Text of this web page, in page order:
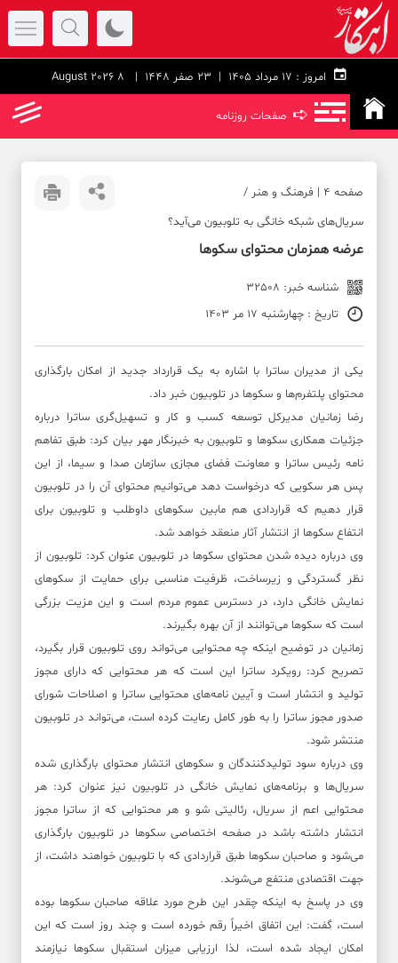
امروز : 23 صفر 1448 | 8 August 2026
➪ صفحات روزنامه
صفحه ۴ | فرهنگ و هنر /
سریال‌های شبکه خانگی به تلوبیون می‌آید؟
عرضه همزمان محتوای سکوها
شناسه خبر: 32508
تاریخ : چهارشنبه 17 مر 1403
یکی از مدیران ساترا با اشاره به یک قرارداد جدید از امکان بارگذاری
محتوای پلتفرم‌ها و سکوها در تلوبیون خبر داد.
رضا زمانیان مدیرکل توسعه کسب و کار و تسهیل‌گری ساترا درباره
جزئیات همکاری سکوها و تلوبیون به خبرنگار مهر بیان کرد: طبق تفاهم
نامه رئیس ساترا و معاونت فضای مجازی سازمان صدا و سیما، از این
پس هر سکویی که درخواست دهد می‌توانیم محتوای آن را در تلوبیون
قرار دهیم که قراردادی هم مابین سکوهای داوطلب و تلوبیون برای
انتفاع سکوها از انتشار آثار منعقد خواهد شد.
وی درباره دیده شدن محتوای سکوها در تلوبیون عنوان کرد: تلوبیون از
نظر گستردگی و زیرساخت، ظرفیت مناسبی برای حمایت از سکوهای
نمایش خانگی دارد، در دسترس عموم مردم است و این مزیت بزرگی
است که سکوها می‌توانند از آن بهره بگیرند.
زمانیان در توضیح اینکه چه محتوایی می‌تواند روی تلوبیون قرار بگیرد،
تصریح کرد: رویکرد ساترا این است که هر محتوایی که دارای مجوز
تولید و انتشار است و آیین نامه‌های محتوایی ساترا و اصلاحات شورای
صدور مجوز ساترا را به طور کامل رعایت کرده است، می‌تواند در تلوبیون
منتشر شود.
وی درباره سود تولیدکنندگان و سکوهای انتشار محتوای بارگذاری شده
سریال‌ها و برنامه‌های نمایش خانگی در تلوبیون نیز عنوان کرد: هر
محتوایی اعم از سریال، رئالیتی شو و هر محتوایی که از ساترا مجوز
انتشار داشته باشد در صفحه اختصاصی سکوها در تلوبیون بارگذاری
می‌شود و صاحبان سکوها طبق قراردادی که با تلوبیون خواهند داشت، از
جهت اقتصادی منتفع می‌شوند.
وی در پاسخ به اینکه چقدر این طرح مورد علاقه صاحبان سکوها بوده
است، گفت: این اتفاق اخیراً رقم خورده است و چند روز است که این
امکان ایجاد شده است، لذا ارزیابی میزان استقبال سکوها نیازمند